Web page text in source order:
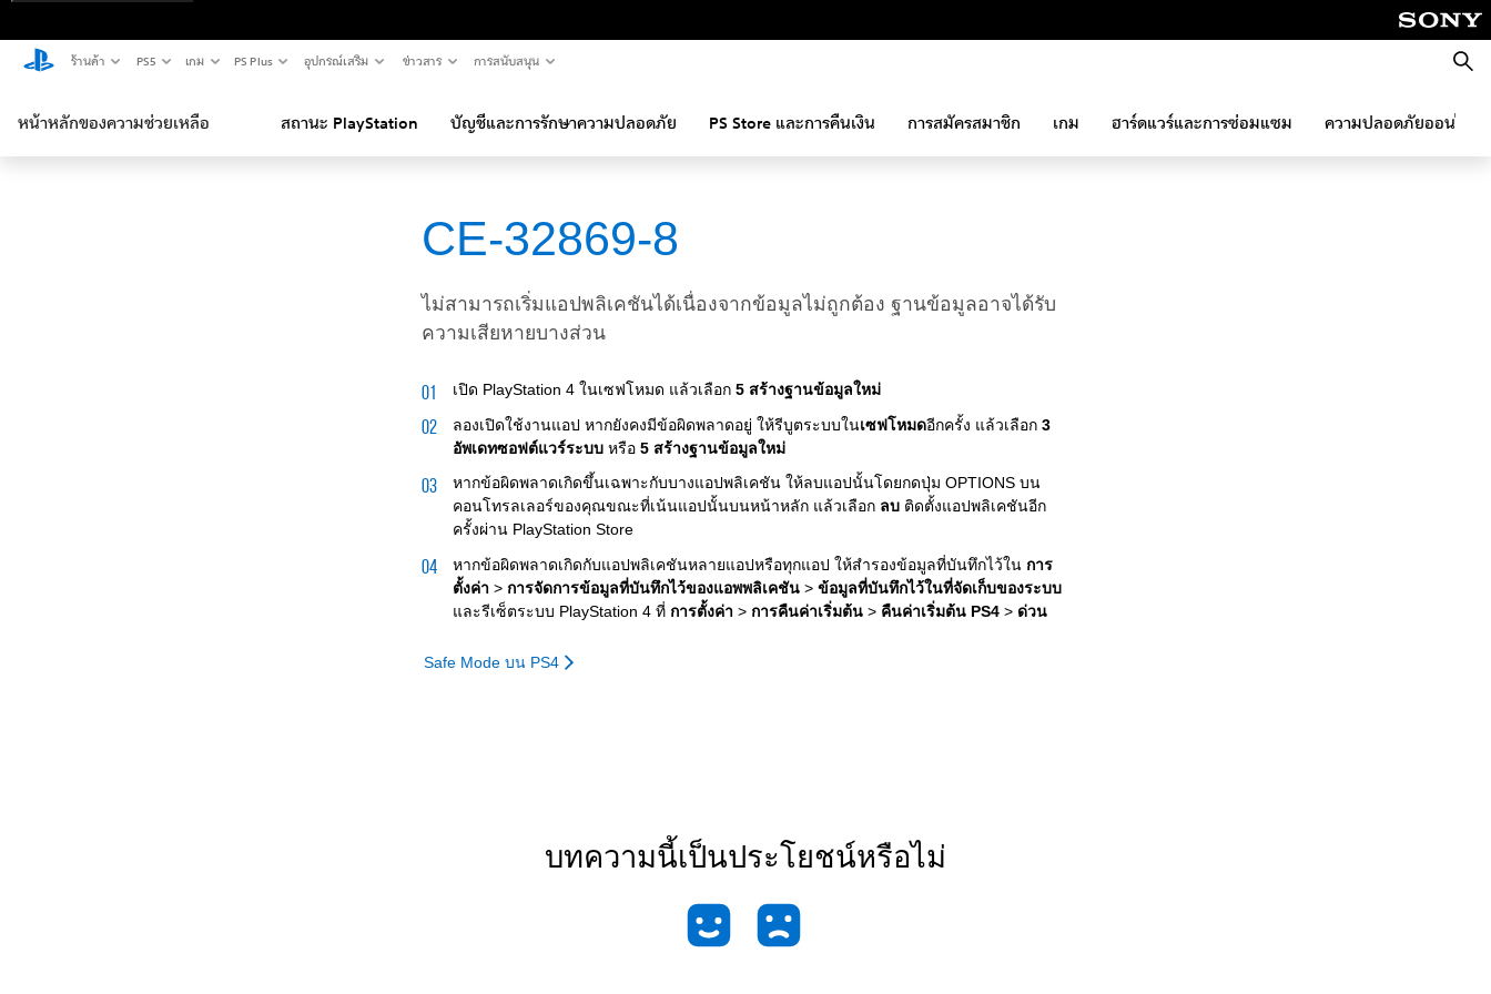
ร้านค้า PS5 เกม PS Plus อุปกรณ์เสริม ข่าวสาร การสนับสนุน ค้นหา
หน้าหลักของความช่วยเหลือ สถานะ PlayStation บัญชีและการรักษาความปลอดภัย PS Store และการคืนเงิน การสมัครสมาชิก เกม ฮาร์ดแวร์และการซ่อมแซม ความปลอดภัยออนไลน์
CE-32869-8
ไม่สามารถเริ่มแอปพลิเคชันได้เนื่องจากข้อมูลไม่ถูกต้อง ฐานข้อมูลอาจได้รับ
ความเสียหายบางส่วน
เปิด PlayStation 4 ในเซฟโหมด แล้วเลือก5 สร้างฐานข้อมูลใหม่
ลองเปิดใช้งานแอป หากยังคงมีข้อผิดพลาดอยู่ ให้รีบูตระบบในเซฟโหมดอีกครั้ง แล้วเลือก 3
อัพเดทซอฟต์แวร์ระบบ หรือ5 สร้างฐานข้อมูลใหม่
หากข้อผิดพลาดเกิดขึ้นเฉพาะกับบางแอปพลิเคชัน ให้ลบแอปนั้นโดยกดปุ่ม OPTIONS บน
คอนโทรลเลอร์ของคุณขณะที่เน้นแอปนั้นบนหน้าหลัก แล้วเลือก ลบ ติดตั้งแอปพลิเคชันอีก
ครั้งผ่าน PlayStation Store
หากข้อผิดพลาดเกิดกับแอปพลิเคชันหลายแอปหรือทุกแอป ให้สำรองข้อมูลที่บันทึกไว้ในการ
ตั้งค่า >การจัดการข้อมูลที่บันทึกไว้ของแอพพลิเคชัน >ข้อมูลที่บันทึกไว้ในที่จัดเก็บของระบบ
และรีเซ็ตระบบ PlayStation 4 ที่การตั้งค่า >การคืนค่าเริ่มต้น > คืนค่าเริ่มต้น PS4 > ด่วน
Safe Mode บน PS4
บทความนี้เป็นประโยชน์หรือไม่